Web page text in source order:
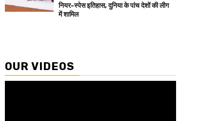
नियर-स्पेस इतिहास, दुनिया के पांच देशों की लीग
में शामिल
OUR VIDEOS